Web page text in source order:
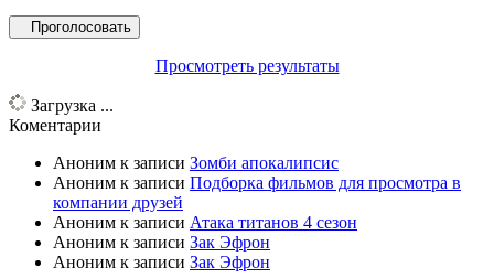
Просмотреть результаты
Загрузка ...
Коментарии
Аноним к записи Зомби апокалипсис
Аноним к записи Подборка фильмов для просмотра в
компании друзей
Аноним к записи Атака титанов 4 сезон
Аноним к записи Зак Эфрон
Аноним к записи Зак Эфрон